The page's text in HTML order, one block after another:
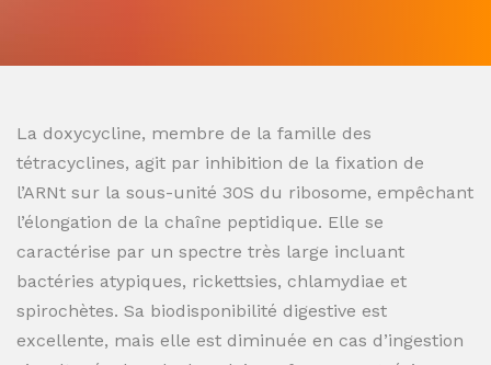
La doxycycline, membre de la famille des
tétracyclines, agit par inhibition de la fixation de
l’ARNt sur la sous-unité 30S du ribosome, empêchant
l’élongation de la chaîne peptidique. Elle se
caractérise par un spectre très large incluant
bactéries atypiques, rickettsies, chlamydiae et
spirochètes. Sa biodisponibilité digestive est
excellente, mais elle est diminuée en cas d’ingestion